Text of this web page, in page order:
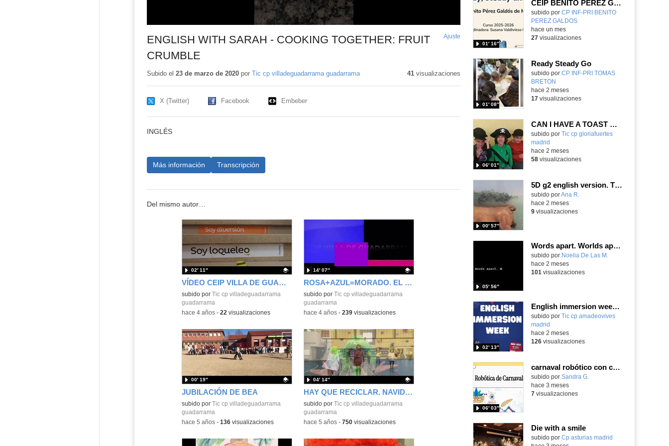
ENGLISH WITH SARAH - COOKING TOGETHER: FRUIT
CRUMBLE
Ajuste
pantalla
Subido el 23 de marzo de 2020por Tic cp villadeguadarrama guadarrama 41visualizaciones
X (Twitter) Facebook Embeber
INGLÉS
Más información Transcripción
Del mismo autor…
VÍDEO CEIP VILLA DE GUADARRAMA
Contenido educativo.
subido por
Tic cp villadeguadarrama
guadarrama
02′ 11″
-hace 4 años- 22 visualizaciones
ROSA+AZUL=MORADO. EL DEPORTE COMO REFERENTE
Contenido educativo.
subido por
Tic cp villadeguadarrama
guadarrama
14′ 07″
-hace 4 años- 239visualizaciones
JUBILACIÓN DE BEA
Contenido educativo.
subido por
Tic cp villadeguadarrama
guadarrama
00′ 19″
-hace 5 años- 136visualizaciones
HAY QUE RECICLAR. NAVIDAD 2021
Contenido educativo.
subido por
Tic cp villadeguadarrama
guadarrama
04′ 14″
-hace 5 años- 750visualizaciones
CEIP BENITO PÉREZ GALDÓS READY, STEADY & GO
Contenido educativo.
subido por CP INF-PRI BENITO
PEREZ GALDOS
01′ 16″
-
hace un mes
27visualizaciones
Ready Steady Go
Contenido educativo.
subido por CP INF-PRI TOMAS
BRETON
01′ 08″
hace 2 meses
17visualizaciones
CAN I HAVE A TOAST WITH NUTELLA? 4ºB
Contenido educativo.
subido por Tic cp gloriafuertes
madrid
06′ 01″
hace 2 meses
58visualizaciones
5D g2 english version. The curse of the brawl
Contenido educativo.
subido porAna R.
00′ 57″
hace 2 meses
9visualizaciones
Words apart. Worlds apart._concursoscorto10_Autism
Contenido educativo.
subido por Noelia De Las M.
05′ 56″
hace 2 meses
101 visualizaciones
English immersion week. Mayo 2026 CEIP Amadeo Vives
Contenido educativo.
subido por Tic cp amadeovives
madrid
02′ 13″
hace 2 meses
126visualizaciones
carnaval robótico con crumble
Contenido educativo.
subido por Sandra G.
06′ 03″
hace 3 meses
7visualizaciones
Die with a smile
Contenido educativo.
subido por Cp asturias madrid